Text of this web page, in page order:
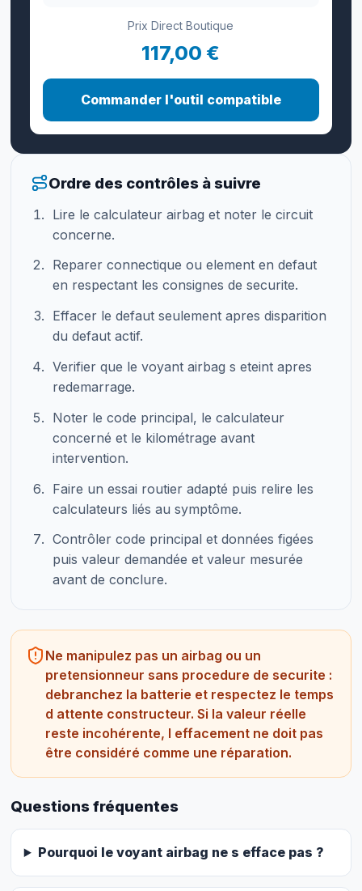
Prix Direct Boutique
117,00 €
Commander l'outil compatible
Ordre des contrôles à suivre
Lire le calculateur airbag et noter le circuit
concerne.
Reparer connectique ou element en defaut
en respectant les consignes de securite.
Effacer le defaut seulement apres disparition
du defaut actif.
Verifier que le voyant airbag s eteint apres
redemarrage.
Noter le code principal, le calculateur
concerné et le kilométrage avant
intervention.
Faire un essai routier adapté puis relire les
calculateurs liés au symptôme.
Contrôler code principal et données figées
puis valeur demandée et valeur mesurée
avant de conclure.
Ne manipulez pas un airbag ou un
pretensionneur sans procedure de securite :
debranchez la batterie et respectez le temps
d attente constructeur. Si la valeur réelle
reste incohérente, l effacement ne doit pas
être considéré comme une réparation.
Questions fréquentes
Pourquoi le voyant airbag ne s efface pas ?